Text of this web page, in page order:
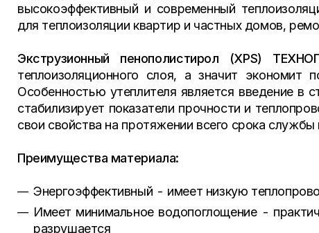
высокоэффективный и современный
для теплоизоляции квартир и частных домов,
Экструзионный пенополистирол (XPS)
теплоизоляционного слоя, а значит
Особенностью утеплителя является введение в
стабилизирует показатели прочности и
свои свойства на протяжении всего срока службы
Преимущества материала:
Энергоэффективный - имеет низкую
Имеет минимальное водопоглощение -
разрушается